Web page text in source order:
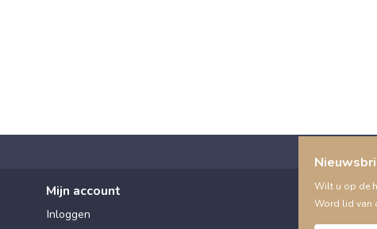
Mijn account
Inloggen
Wilt u op de
Word lid van